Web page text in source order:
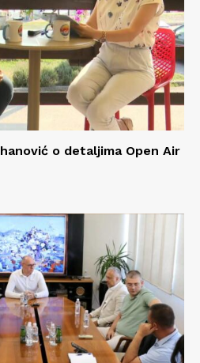
o detaljima Open Air